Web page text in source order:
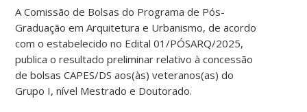
A Comissão de Bolsas do Programa de Pós-
Graduação em Arquitetura e Urbanismo, de acordo
com o estabelecido no Edital 01/PÓSARQ/2025,
publica o resultado preliminar relativo à concessão
de bolsas CAPES/DS aos(às) veteranos(as) do
Grupo I, nível Mestrado e Doutorado.